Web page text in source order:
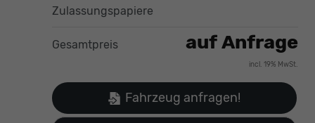
Zulassungspapiere
Gesamtpreis auf Anfrage
incl. 19% MwSt.
Fahrzeug anfragen!